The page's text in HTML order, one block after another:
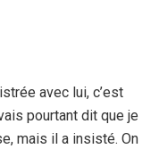
avec lui, c’est
pourtant dit que je
mais il a insisté. On